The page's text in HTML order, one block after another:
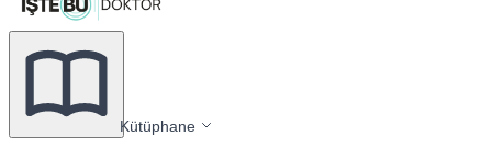
Kütüphane